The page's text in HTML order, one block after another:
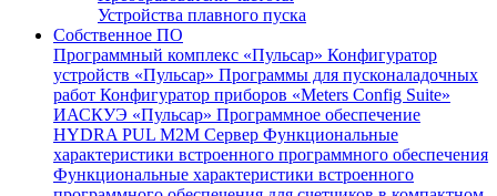
Устройства плавного пуска
Собственное ПО
Программный комплекс «Пульсар» Конфигуратор
устройств «Пульсар» Программы для пусконаладочных
работ Конфигуратор приборов «Meters Config Suite»
ИАСКУЭ «Пульсар» Программное обеспечение
HYDRA PUL M2M Сервер Функциональные
характеристики встроенного программного обеспечения
Функциональные характеристики встроенного